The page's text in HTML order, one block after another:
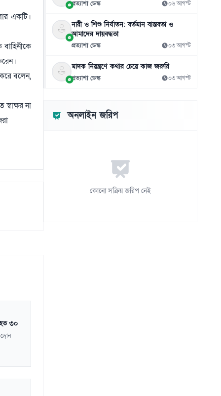
একটি।
বলেন,
না
৩০
জামিনে থাকা তনু হত্যার আসামি হাফিজুরকে
আত্মসমর্পণের নির্দেশ
০৬ আগস্ট
নিরাপত্তা দেবে?
০৬ আগস্ট
০৬ আগস্ট
ইয়েমেনে সামরিক শিবিরে ভয়াবহ হামলা, নিহত
প্রত্যাশা ডেস্ক ০৬ আগস্ট
নারী ও শিশু নির্যাতন: বর্তমান বাস্তবতা ও
আমাদের দায়বদ্ধতা
প্রত্যাশা ডেস্ক ০৩ আগস্ট
মাদক নিয়ন্ত্রণে কথার চেয়ে কাজ জরুরি
প্রত্যাশা ডেস্ক ০৩ আগস্ট
অনলাইন জরিপ
কোনো সক্রিয় জরিপ নেই